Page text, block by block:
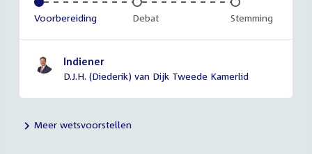
Voltooid:
Voorbereiding Onvoltooid:
Debat Onvoltooid:
Stemming
Indiener
D.J.H. (Diederik) van Dijk Tweede Kamerlid
Meer wetsvoorstellen